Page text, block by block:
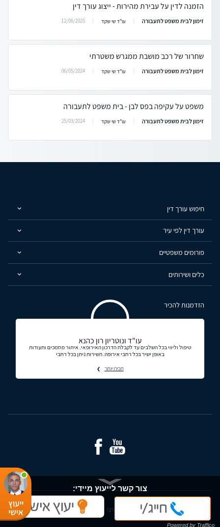
הזמנה לדין על עבירת מהירות - ייצוג עורך דין
זימון לבית משפט לתעבורה עו"ד שי שקד 12/06/2025
שחרור של רכב מושבת ממגרש משטרתי
זימון לבית משפט לתעבורה עו"ד שי שקד 06/05/2024
משפט על עקיפה בפס לבן - בית משפט לתעבורה
זימון לבית משפט לתעבורה עו"ד שי שקד 25/03/2024
ייעוץ
אישי
חיפוש עורך דין
עורך דין לפי עיר
פורומים משפטיים
כלים ושירותים
הזדמנות להכיר
עו"ד ונוטריון רון כהנא
טיפול וליווי בכל השלבים עד לקבלת הדרכון האירופאי. איתור מסמכים ותעודות
באופן ישיר בכל רחבי אירופה. השירות ניתן בכל רחבי
תכירו יותר
© כל הזכויות שמורות - עורכי דין ומידע משפטי בישראל
צור קשר לייעוץ מיידי:
Powered by Traffico